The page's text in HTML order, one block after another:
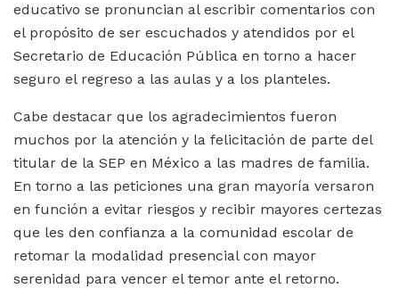
educativo se pronuncian al escribir comentarios con
el propósito de ser escuchados y atendidos por el
Secretario de Educación Pública en torno a hacer
seguro el regreso a las aulas y a los planteles.
Cabe destacar que los agradecimientos fueron
muchos por la atención y la felicitación de parte del
titular de la SEP en México a las madres de familia.
En torno a las peticiones una gran mayoría versaron
en función a evitar riesgos y recibir mayores certezas
que les den confianza a la comunidad escolar de
retomar la modalidad presencial con mayor
serenidad para vencer el temor ante el retorno.